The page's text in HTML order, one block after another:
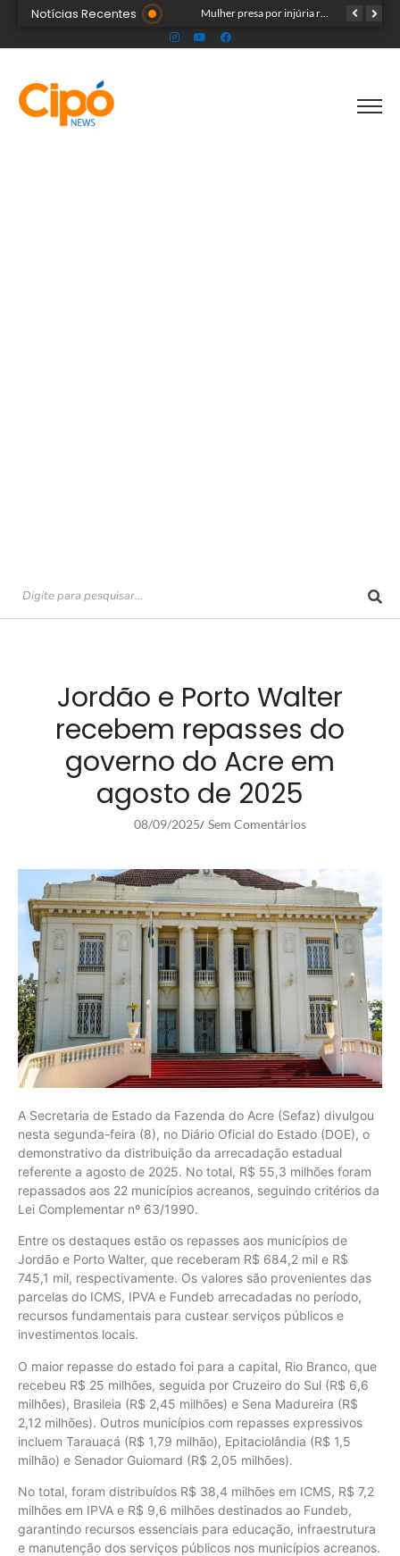
Notícias Recentes
Público ainda pode garantir entrada para show do Som & Louvor na Expoacre nesta sexta Seadh repudia ataque racista contra Rainha da Expoacre 2026 e reforça combate à discriminação
Jordão e Porto Walter
recebem repasses do
governo do Acre em
agosto de 2025
08/09/2025/ Sem Comentários
A Secretaria de Estado da Fazenda do Acre (Sefaz) divulgou
nesta segunda-feira (8), no Diário Oficial do Estado (DOE), o
demonstrativo da distribuição da arrecadação estadual
referente a agosto de 2025. No total, R$ 55,3 milhões foram
repassados aos 22 municípios acreanos, seguindo critérios da
Lei Complementar nº 63/1990.
Entre os destaques estão os repasses aos municípios de
Jordão e Porto Walter, que receberam R$ 684,2 mil e R$
745,1 mil, respectivamente. Os valores são provenientes das
parcelas do ICMS, IPVA e Fundeb arrecadadas no período,
recursos fundamentais para custear serviços públicos e
investimentos locais.
O maior repasse do estado foi para a capital, Rio Branco, que
recebeu R$ 25 milhões, seguida por Cruzeiro do Sul (R$ 6,6
milhões), Brasileia (R$ 2,45 milhões) e Sena Madureira (R$
2,12 milhões). Outros municípios com repasses expressivos
incluem Tarauacá (R$ 1,79 milhão), Epitaciolândia (R$ 1,5
milhão) e Senador Guiomard (R$ 2,05 milhões).
No total, foram distribuídos R$ 38,4 milhões em ICMS, R$ 7,2
milhões em IPVA e R$ 9,6 milhões destinados ao Fundeb,
garantindo recursos essenciais para educação, infraestrutura
e manutenção dos serviços públicos nos municípios acreanos.